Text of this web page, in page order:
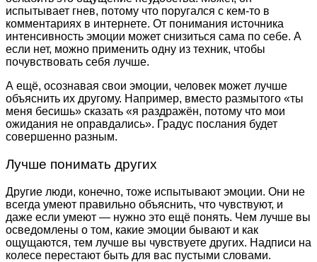
испытывает гнев, потому что поругался с кем-то в
комментариях в интернете. От понимания источника
интенсивность эмоции может снизиться сама по себе. А
если нет, можно применить одну из техник, чтобы
почувствовать себя лучше.
А ещё, осознавая свои эмоции, человек может лучше
объяснить их другому. Например, вместо размытого «ты
меня бесишь» сказать «я раздражён, потому что мои
ожидания не оправдались». Градус послания будет
совершенно разным.
Лучше понимать других
Другие люди, конечно, тоже испытывают эмоции. Они не
всегда умеют правильно объяснить, что чувствуют, и
даже если умеют — нужно это ещё понять. Чем лучше вы
осведомлены о том, какие эмоции бывают и как
ощущаются, тем лучше вы чувствуете других. Надписи на
колесе перестают быть для вас пустыми словами.